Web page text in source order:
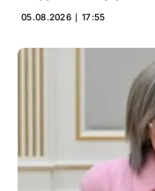
05.08.2026 ∣ 17:55